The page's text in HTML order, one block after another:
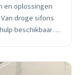
en oplossingen
droge sifons
beschikbaar